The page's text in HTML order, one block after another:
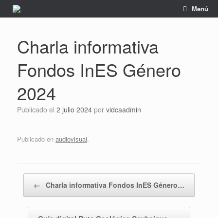
Saltar
Menú
Charla informativa
Fondos InES Género
2024
Publicado el 2 julio 2024 por vidcaadmin
Publicado en audiovisual.
← Charla informativa Fondos InES Género…